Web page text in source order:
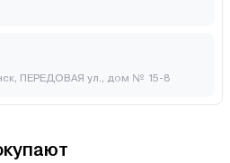
ПЕРЕДОВАЯ ул., дом № 15-8